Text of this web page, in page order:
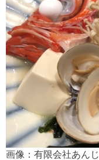
画像：有限会社あんじ